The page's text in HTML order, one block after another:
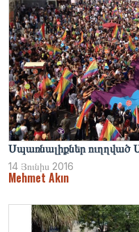
Սպառնալիքներ ուղղված
14 Յունիս 2016
Mehmet Akın